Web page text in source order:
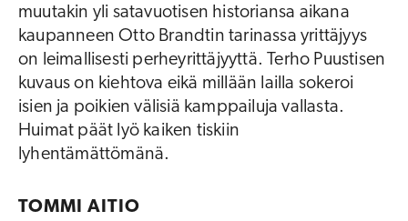
muutakin yli satavuotisen historiansa aikana
kaupanneen Otto Brandtin tarinassa yrittäjyys
on leimallisesti perheyrittäjyyttä. Terho Puustisen
kuvaus on kiehtova eikä millään lailla sokeroi
isien ja poikien välisiä kamppailuja vallasta.
Huimat päät lyö kaiken tiskiin
lyhentämättömänä.
TOMMI AITIO